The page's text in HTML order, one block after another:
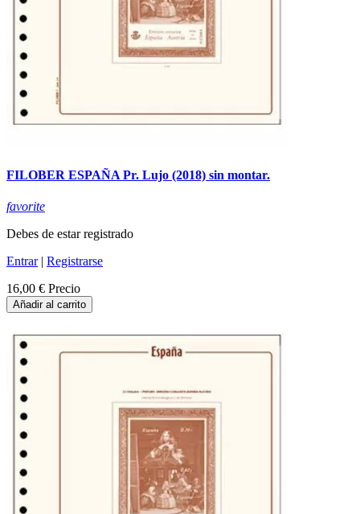
FILOBER ESPAÑA Pr. Lujo (2018) sin montar.
favorite
Debes de estar registrado
Entrar| Registrarse
16,00 € Precio
Añadir al carrito